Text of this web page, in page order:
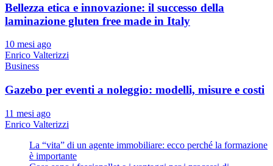
Bellezza etica e innovazione: il successo della
laminazione gluten free made in Italy
10 mesi ago
Enrico Valterizzi
Business
Gazebo per eventi a noleggio: modelli, misure e costi
11 mesi ago
Enrico Valterizzi
La “vita” di un agente immobiliare: ecco perché la formazione
è importante